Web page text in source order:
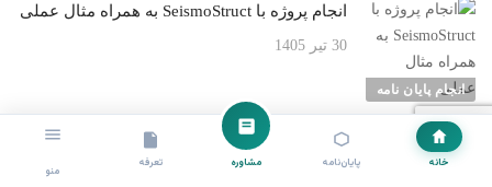
خانه پایان‌نامه مشاوره تعرفه
منو
انجام پایان نامه
انجام پروژه با SeismoStruct به همراه مثال عملی
30 تیر 1405
انجام پروژه با OpenSees برای تحلیل سازه‌های